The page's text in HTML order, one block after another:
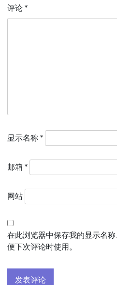
评论 *
显示名称 *
邮箱 *
网站
在此浏览器中保存我的显示名
便下次评论时使用。